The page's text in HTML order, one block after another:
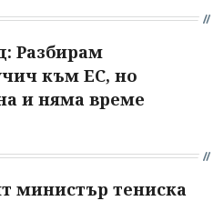
Разбирам
към ЕС, но
и няма време
министър тениска